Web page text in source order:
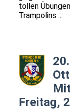
tollen
Trampolins ...
Freitag,